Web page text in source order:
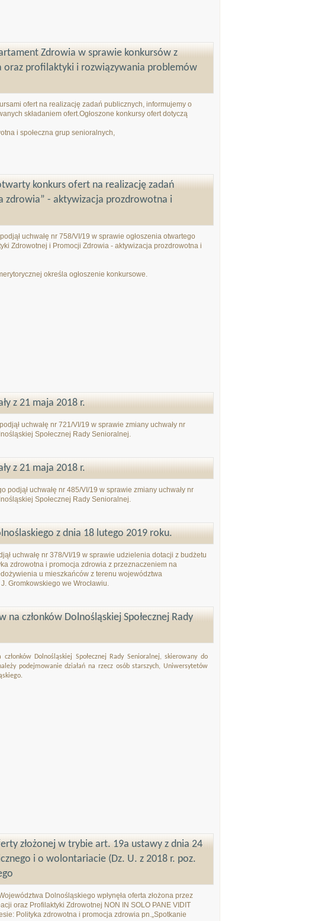
Zdrowia w sprawie konkursów z
profilaktyki i rozwiązywania problemów
ofert na realizację zadań publicznych, informujemy o
składaniem ofert.Ogłoszone konkursy ofert dotyczą
i społeczna grup senioralnych,
konkurs ofert na realizację zadań
zdrowia” - aktywizacja prozdrowotna i
uchwałę nr 758/VI/19 w sprawie ogłoszenia otwartego
Zdrowotnej i Promocji Zdrowia - aktywizacja prozdrowotna i
określa ogłoszenie konkursowe.
z 21 maja 2018 r.
uchwałę nr 721/VI/19 w sprawie zmiany uchwały nr
Społecznej Rady Senioralnej.
z 21 maja 2018 r.
uchwałę nr 485/VI/19 w sprawie zmiany uchwały nr
Społecznej Rady Senioralnej.
z dnia 18 lutego 2019 roku.
uchwałę nr 378/VI/19 w sprawie udzielenia dotacji z budżetu
zdrowotna i promocja zdrowia z przeznaczeniem na
u mieszkańców z terenu województwa
Gromkowskiego we Wrocławiu.
członków Dolnośląskiej Społecznej Rady
Dolnośląskiej Społecznej Rady Senioralnej, skierowany do
podejmowanie działań na rzecz osób starszych, Uniwersytetów
złożonej w trybie art. 19a ustawy z dnia 24
i o wolontariacie (Dz. U. z 2018 r. poz.
Dolnośląskiego wpłynęła oferta złożona przez
oraz Profilaktyki Zdrowotnej NON IN SOLO PANE VIDIT
Polityka zdrowotna i promocja zdrowia pn.„Spotkanie